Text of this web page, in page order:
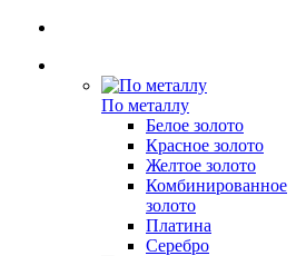
По металлу
Белое золото
Красное золото
Желтое золото
Комбинированное
золото
Платина
Серебро